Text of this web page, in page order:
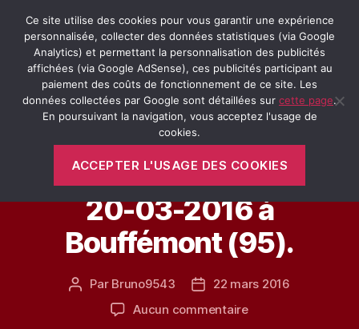
Recherche
Retro-
Passion.fr
Menu
Catégories
LA MOBYLETTE BLEUE VÉHICULES ANCIENS
Véhicules Anciens le
20-03-2016 à
Bouffémont (95).
Auteur
l’article
Par Bruno9543
Date22 mars 2016
Aucun commentairesur
Ce site utilise des cookies pour vous garantir une expérience
personnalisée, collecter des données statistiques (via Google
Analytics) et permettant la personnalisation des publicités
affichées (via Google AdSense), ces publicités participant au
paiement des coûts de fonctionnement de ce site. Les
données collectées par Google sont détaillées sur cette page.
En poursuivant la navigation, vous acceptez l'usage de
cookies.
ACCEPTER L'USAGE DES COOKIES